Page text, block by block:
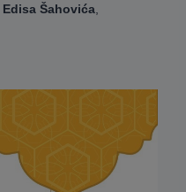
Edisa Šahovića,